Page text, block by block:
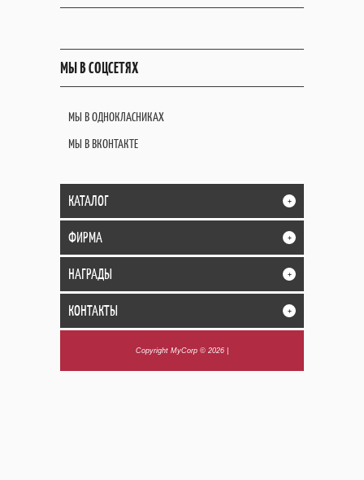
МЫ В СОЦСЕТЯХ
МЫ В ОДНОКЛАСНИКАХ
МЫ В ВКОНТАКТЕ
КАТАЛОГ +
ФИРМА +
НАГРАДЫ +
КОНТАКТЫ +
Copyright MyCorp © 2026